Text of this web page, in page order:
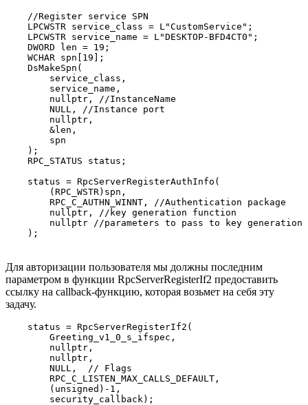
    //Register service SPN
    LPCWSTR service_class = L"CustomService";
    LPCWSTR service_name = L"DESKTOP-BFD4CT0";
    DWORD len = 19;
    WCHAR spn[19];
    DsMakeSpn(
        service_class,
        service_name,
        nullptr, //InstanceName
        NULL, //Instance port
        nullptr,
        &len,
        spn
    );
    RPC_STATUS status;
    status = RpcServerRegisterAuthInfo(
        (RPC_WSTR)spn,
        RPC_C_AUTHN_WINNT, //Authentication package
        nullptr, //key generation function
nullptr //parameters to pass to key generation
    );
Для авторизации пользователя мы должны последним
параметром в функции RpcServerRegisterIf2 предоставить
ссылку на callback-функцию, которая возьмет на себя эту
задачу.
    status = RpcServerRegisterIf2(
        Greeting_v1_0_s_ifspec,
        nullptr,
        nullptr,
        NULL,  // Flags
        RPC_C_LISTEN_MAX_CALLS_DEFAULT,
        (unsigned)-1,
        security_callback);